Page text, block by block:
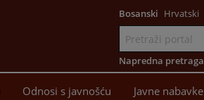
Bosanski Hrvatski
Napredna pretraga
Odnosi s javnošću Javne nabavke